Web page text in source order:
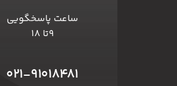
ساعت پاسخگویی
۹تا ۱۸
۰۲۱-۹۱۰۱۸۴۸۱